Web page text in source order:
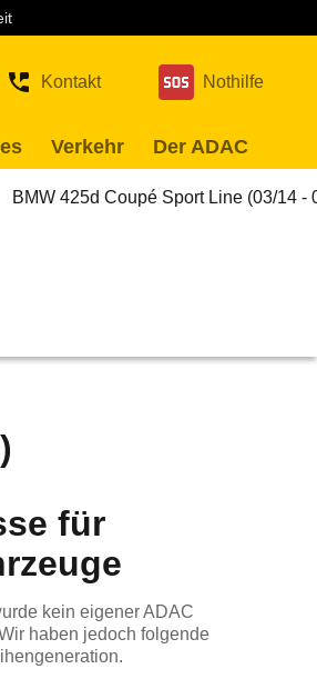
Kontakt Nothilfe
Verkehr Der ADAC
BMW 425d Coupé Sport Line (03/14
für
kein eigener ADAC
haben jedoch folgende